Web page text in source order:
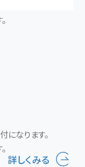
詳しくみる
になります。